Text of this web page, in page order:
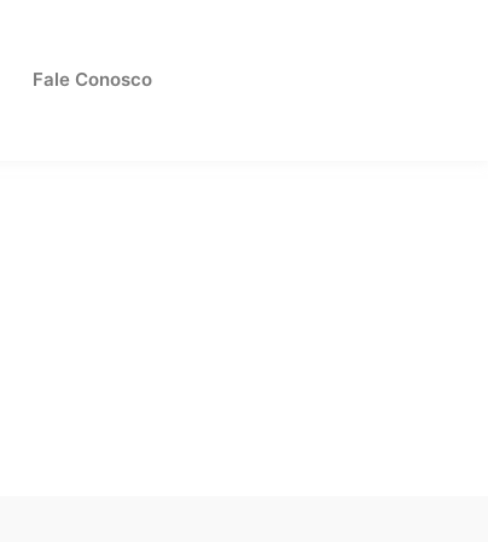
Fale Conosco